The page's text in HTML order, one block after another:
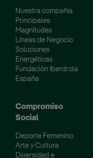
Nuestra compañía
Principales
Magnitudes
Líneas de Negocio
Soluciones
Energéticas
Fundación Iberdrola
España
Compromiso
Social
Deporte Femenino
Arte y Cultura
Diversidad e